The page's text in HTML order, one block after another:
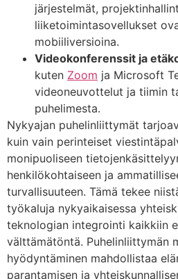
järjestelmät,
liiketoimintasovellukset
mobiiliversioina.
Videokonferenssit ja
kuten Zoom ja Microsoft
videoneuvottelut ja tiimin
puhelimesta.
Nykyajan puhelinliittymät
kuin vain perinteiset
monipuoliseen
henkilökohtaiseen ja
turvallisuuteen. Tämä tekee
työkaluja nykyaikaisessa
teknologian integrointi kaikkiin
välttämätöntä. Puhelinliittymän
hyödyntäminen mahdollistaa
parantamisen ja